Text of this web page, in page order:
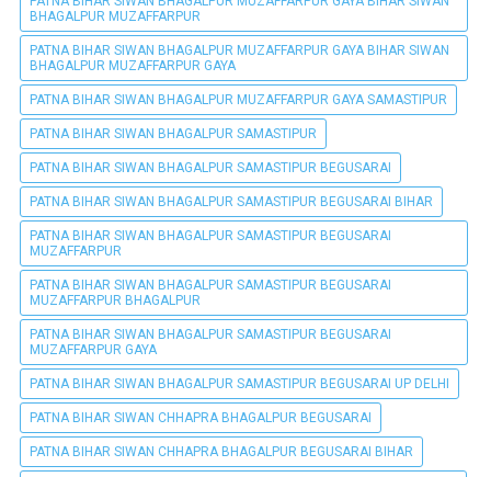
BHAGALPUR MUZAFFARPUR
PATNA BIHAR SIWAN BHAGALPUR MUZAFFARPUR GAYA BIHAR SIWAN
BHAGALPUR MUZAFFARPUR GAYA
PATNA BIHAR SIWAN BHAGALPUR MUZAFFARPUR GAYA SAMASTIPUR
PATNA BIHAR SIWAN BHAGALPUR SAMASTIPUR
PATNA BIHAR SIWAN BHAGALPUR SAMASTIPUR BEGUSARAI
PATNA BIHAR SIWAN BHAGALPUR SAMASTIPUR BEGUSARAI BIHAR
PATNA BIHAR SIWAN BHAGALPUR SAMASTIPUR BEGUSARAI
MUZAFFARPUR
PATNA BIHAR SIWAN BHAGALPUR SAMASTIPUR BEGUSARAI
MUZAFFARPUR BHAGALPUR
PATNA BIHAR SIWAN BHAGALPUR SAMASTIPUR BEGUSARAI
MUZAFFARPUR GAYA
PATNA BIHAR SIWAN BHAGALPUR SAMASTIPUR BEGUSARAI UP DELHI
PATNA BIHAR SIWAN CHHAPRA BHAGALPUR BEGUSARAI
PATNA BIHAR SIWAN CHHAPRA BHAGALPUR BEGUSARAI BIHAR